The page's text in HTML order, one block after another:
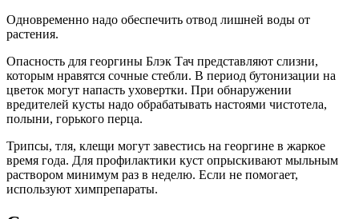
Одновременно надо обеспечить отвод лишней воды от
растения.
Опасность для георгины Блэк Тач представляют слизни,
которым нравятся сочные стебли. В период бутонизации на
цветок могут напасть уховертки. При обнаружении
вредителей кусты надо обрабатывать настоями чистотела,
полыни, горького перца.
Трипсы, тля, клещи могут завестись на георгине в жаркое
время года. Для профилактики куст опрыскивают мыльным
раствором минимум раз в неделю. Если не помогает,
используют химпрепараты.